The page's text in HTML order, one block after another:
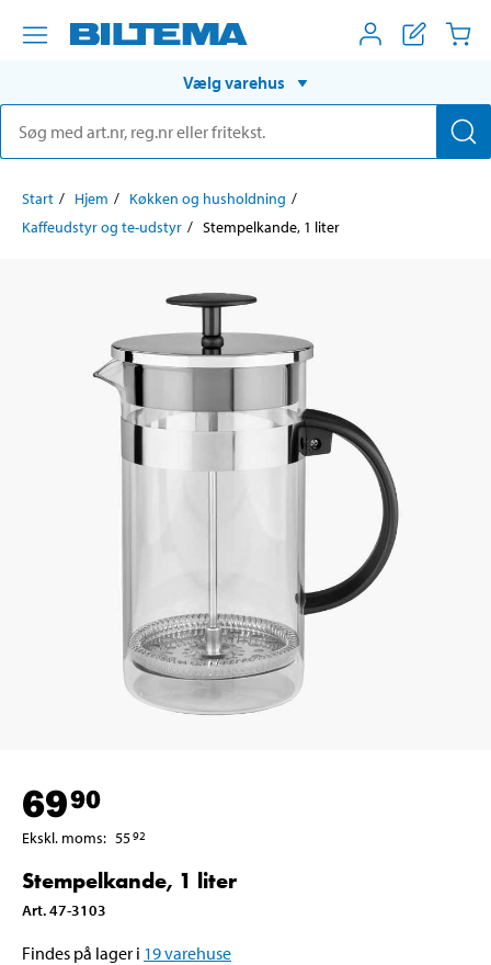
Vælg varehus
Start Hjem
Køkken og husholdning
Kaffeudstyr og te-udstyr
Stempelkande, 1 liter
6990
Ekskl. moms: 5592
Stempelkande, 1 liter
Art.47-3103
Findes på lager i 19varehuse